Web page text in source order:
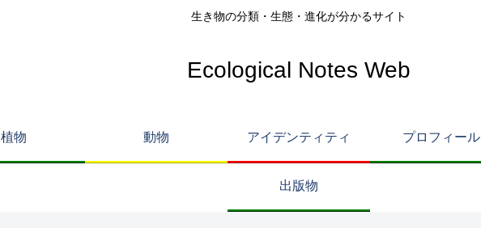
生き物の分類・生態・進化が分かるサイト
Ecological Notes Web
植物 動物 アイデンティティ プロフィール
出版物